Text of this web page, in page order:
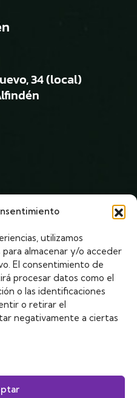
utilizamos
almacenar y/o acceder
El consentimiento de
procesar datos como el
o las identificaciones
o retirar el
negativamente a ciertas
34 (local)
10
788 411